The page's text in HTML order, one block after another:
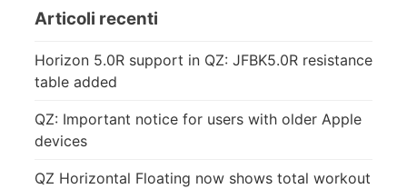
Articoli recenti
Horizon 5.0R support in QZ: JFBK5.0R resistance
table added
QZ: Important notice for users with older Apple
devices
QZ Horizontal Floating now shows total workout